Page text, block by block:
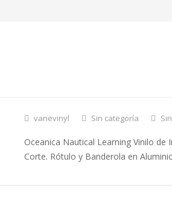
vanevinyl Sin categoría
Oceanica Nautical Learning Vinilo de
Corte. Rótulo y Banderola en